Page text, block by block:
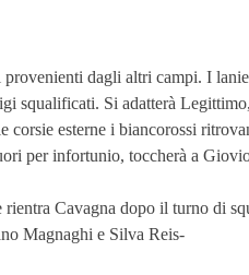
dagli altri campi. I
squalificati. Si adatterà
esterne i biancorossi
per infortunio, toccherà a
Cavagna dopo il turno di
Magnaghi e Silva Reis-